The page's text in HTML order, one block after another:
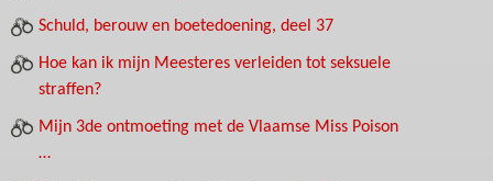
Schuld, berouw en boetedoening, deel 37
Hoe kan ik mijn Meesteres verleiden tot seksuele
straffen?
Mijn 3de ontmoeting met de Vlaamse Miss Poison
…